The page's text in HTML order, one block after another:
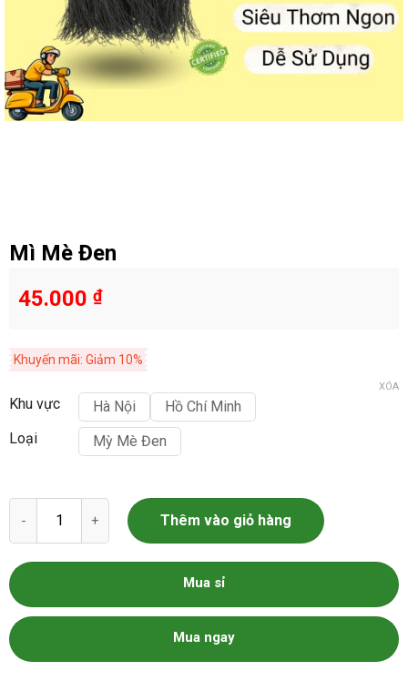
Mì Mè Đen
45.000 ₫
Khuyến mãi: Giảm 10%
Khu vực Hà Nội
Hồ Chí Minh
Loại
Mỳ Mè Đen
XÓA
Mì Mè Đen số lượng
Thêm vào giỏ hàng
Mua sỉ
Mua ngay